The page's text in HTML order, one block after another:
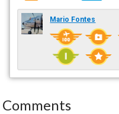
Mario Fontes
Comments